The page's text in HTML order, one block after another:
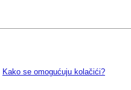
Kako se omogućuju kolačići?